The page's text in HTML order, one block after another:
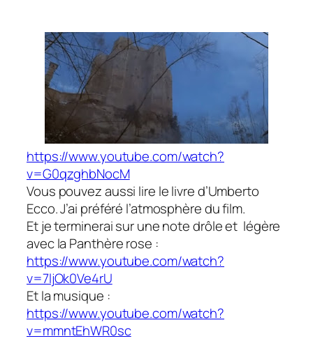
https://www.youtube.com/watch?
v=G0qzghbNocM
Vous pouvez aussi lire le livre d’Umberto
Ecco. J’ai préféré l’atmosphère du film.
Et je terminerai sur une note drôle et légère
avec la Panthère rose :
https://www.youtube.com/watch?
v=7ljOk0Ve4rU
Et la musique :
https://www.youtube.com/watch?
v=mmntEhWR0sc